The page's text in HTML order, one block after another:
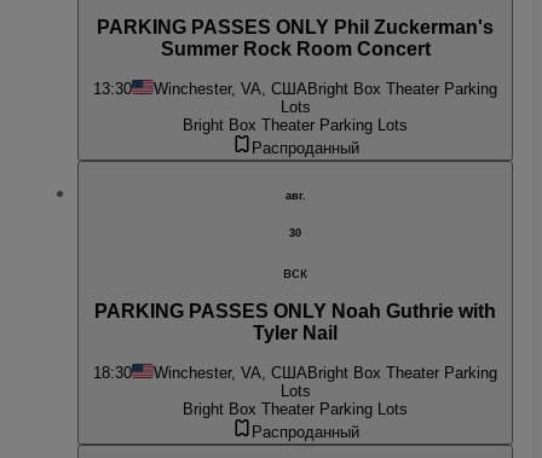
PARKING PASSES ONLY Phil Zuckerman's
Summer Rock Room Concert
13:30 Winchester, VA, СШАBright Box Theater Parking
Lots
Bright Box Theater Parking Lots
Распроданный
авг.
30
вск
PARKING PASSES ONLY Noah Guthrie with
Tyler Nail
18:30 Winchester, VA, СШАBright Box Theater Parking
Lots
Bright Box Theater Parking Lots
Распроданный